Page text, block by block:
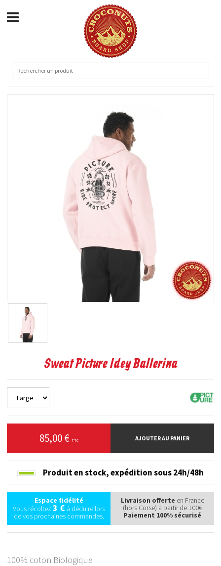
Sweat Picture Idey Ballerina
85,00 € TTC AJOUTER AU PANIER
Produit en stock,expédition sous 24h/48h
Espace fidélité
Vous récoltez 3 €à déduire lors
de vos prochaines commandes.
Livraison offerte en France
(hors Corse) à partir de 100€
Paiement 100% sécurisé
100% coton Biologique